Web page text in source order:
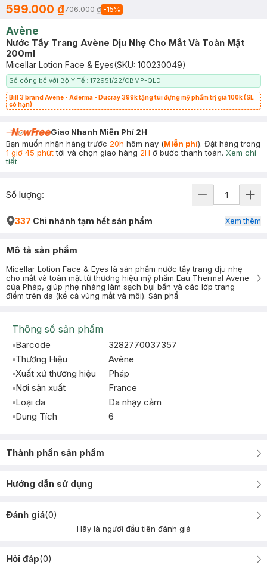
599.000 ₫706.000 ₫ -15%
Avène
Nước Tẩy Trang Avène Dịu Nhẹ Cho Mắt Và Toàn Mặt
200ml
Micellar Lotion Face & Eyes(SKU: 100230049)
Số công bố với Bộ Y Tế : 172951/22/CBMP-QLD
Bill 3 brand Avene - Aderma - Ducray 399k tặng túi đựng mỹ phẩm trị giá 100k (SL
có hạn)
Giao Nhanh Miễn Phí 2H
Bạn muốn nhận hàng trước 20h hôm nay (Miễn phí). Đặt hàng trong
1 giờ 45 phúttới và chọn giao hàng 2H ở bước thanh toán. Xem chi
tiết
Số lượng:
337 Chi nhánh tạm hết sản phẩm Xem thêm
Mô tả sản phẩm
Micellar Lotion Face & Eyes là sản phẩm nước tẩy trang dịu nhẹ
cho mắt và toàn mặt từ thương hiệu mỹ phẩm Eau Thermal Avene
của Pháp, giúp nhẹ nhàng làm sạch bụi bẩn và các lớp trang
điểm trên da (kể cả vùng mắt và môi). Sản phẩ
Thông số sản phẩm
Barcode
3282770037357
Thương Hiệu
Avène
Xuất xứ thương hiệu
Pháp
Nơi sản xuất
France
Loại da
Da nhạy cảm
Dung Tích
6
Thành phần sản phẩm
Hướng dẫn sử dụng
Đánh giá(0)
Hãy là người đầu tiên đánh giá
Hỏi đáp(0)